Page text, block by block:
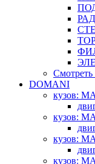
Смотреть
DOMANI
кузов:
кузов:
кузов:
кузов: